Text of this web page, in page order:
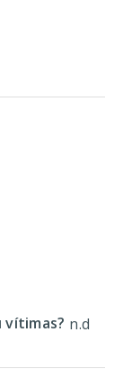
vítimas? n.d